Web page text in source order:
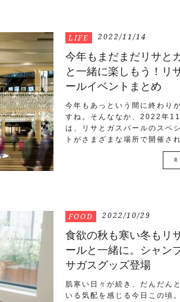
LIFE 2022/11/14
今年もまだまだリサと
と一緒に楽しもう！リ
ールイベントまとめ
今年もあっという間に終わり
すね。そんななか、2022年
は、リサとガスパールのスペ
トがさまざまな場所で開催さ
FOOD 2022/10/29
食欲の秋も寒い冬もリ
ールと一緒に。シャン
サガスグッズ登場
肌寒い日々が続き、だんだん
いる気配を感じる今日この頃